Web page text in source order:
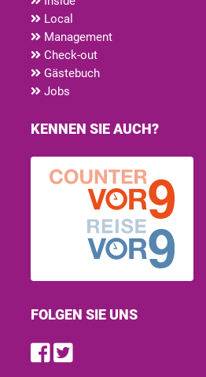
Local
Management
Check-out
Gästebuch
Jobs
KENNEN SIE AUCH?
FOLGEN SIE UNS
Find us on
Follow us on